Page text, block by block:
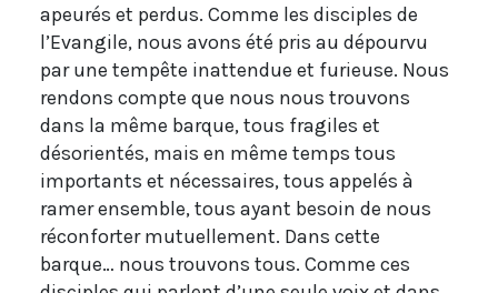
apeurés et perdus. Comme les disciples de
l’Evangile, nous avons été pris au dépourvu
par une tempête inattendue et furieuse. Nous
rendons compte que nous nous trouvons
dans la même barque, tous fragiles et
désorientés, mais en même temps tous
importants et nécessaires, tous appelés à
ramer ensemble, tous ayant besoin de nous
réconforter mutuellement. Dans cette
barque… nous trouvons tous. Comme ces